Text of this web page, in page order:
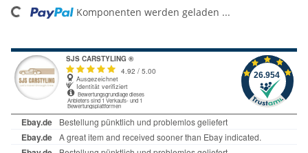
Komponenten werden geladen ...